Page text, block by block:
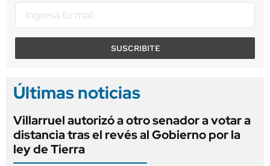
SUSCRIBITE
Últimas noticias
Villarruel autorizó a otro senador a votar a
distancia tras el revés al Gobierno por la
ley de Tierra